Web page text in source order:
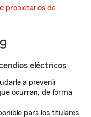
propietarios de
eléctricos
a prevenir
ocurran, de forma
para los titulares